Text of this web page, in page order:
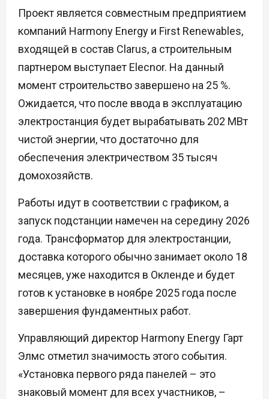
Проект является совместным предприятием
компаний Harmony Energy и First Renewables,
входящей в состав Clarus, а строительным
партнером выступает Elecnor. На данный
момент строительство завершено на 25 %.
Ожидается, что после ввода в эксплуатацию
электростанция будет вырабатывать 202 МВт
чистой энергии, что достаточно для
обеспечения электричеством 35 тысяч
домохозяйств.
Работы идут в соответствии с графиком, а
запуск подстанции намечен на середину 2026
года. Трансформатор для электростанции,
доставка которого обычно занимает около 18
месяцев, уже находится в Окленде и будет
готов к установке в ноябре 2025 года после
завершения фундаментных работ.
Управляющий директор Harmony Energy Гарт
Элмс отметил значимость этого события.
«Установка первого ряда панелей – это
знаковый момент для всех участников, –